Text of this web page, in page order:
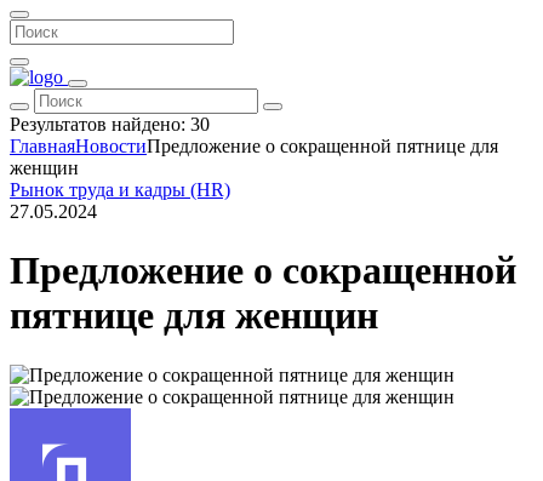
Результатов найдено: 30
ГлавнаяНовостиПредложение о сокращенной пятнице для
женщин
Рынок труда и кадры (HR)
27.05.2024
Предложение о сокращенной
пятнице для женщин